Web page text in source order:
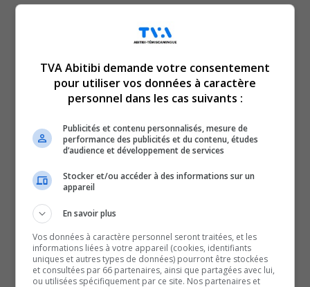
le Forestier en chef
recommande notamment la
diminution des possibilités
forestières,
particulièrement en Abitibi-
Témiscamingue et dans le
Nord-du-Québec.
TVA Abitibi demande votre consentement
pour utiliser vos données à caractère
personnel dans les cas suivants :
Publicités et contenu personnalisés, mesure de
performance des publicités et du contenu, études
d’audience et développement de services
Stocker et/ou accéder à des informations sur un
appareil
En savoir plus
Vos données à caractère personnel seront traitées, et les
informations liées à votre appareil (cookies, identifiants
uniques et autres types de données) pourront être stockées
et consultées par 66 partenaires, ainsi que partagées avec lui,
ou utilisées spécifiquement par ce site. Nos partenaires et